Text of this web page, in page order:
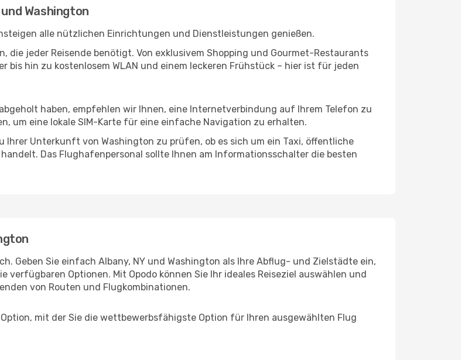
Washington
alle nützlichen Einrichtungen und Dienstleistungen genießen.
die jeder Reisende benötigt. Von exklusivem Shopping und Gourmet-Restaurants
bis hin zu kostenlosem WLAN und einem leckeren Frühstück – hier ist für jeden
haben, empfehlen wir Ihnen, eine Internetverbindung auf Ihrem Telefon zu
um eine lokale SIM-Karte für eine einfache Navigation zu erhalten.
Ihrer Unterkunft von Washington zu prüfen, ob es sich um ein Taxi, öffentliche
Das Flughafenpersonal sollte Ihnen am Informationsschalter die besten
Geben Sie einfach Albany, NY und Washington als Ihre Abflug- und Zielstädte ein,
verfügbaren Optionen. Mit Opodo können Sie Ihr ideales Reiseziel auswählen und
von Routen und Flugkombinationen.
mit der Sie die wettbewerbsfähigste Option für Ihren ausgewählten Flug